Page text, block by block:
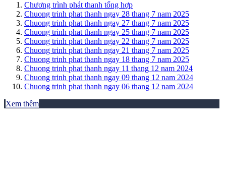
Chương trình phát thanh tổng hợp
Chuong trinh phat thanh ngay 28 thang 7 nam 2025
Chuong trinh phat thanh ngay 27 thang 7 nam 2025
Chuong trinh phat thanh ngay 25 thang 7 nam 2025
Chuong trinh phat thanh ngay 22 thang 7 nam 2025
Chuong trinh phat thanh ngay 21 thang 7 nam 2025
Chuong trinh phat thanh ngay 18 thang 7 nam 2025
Chuong trinh phat thanh ngay 11 thang 12 nam 2024
Chuong trinh phat thanh ngay 09 thang 12 nam 2024
Chuong trinh phat thanh ngay 06 thang 12 nam 2024
Xem thêm